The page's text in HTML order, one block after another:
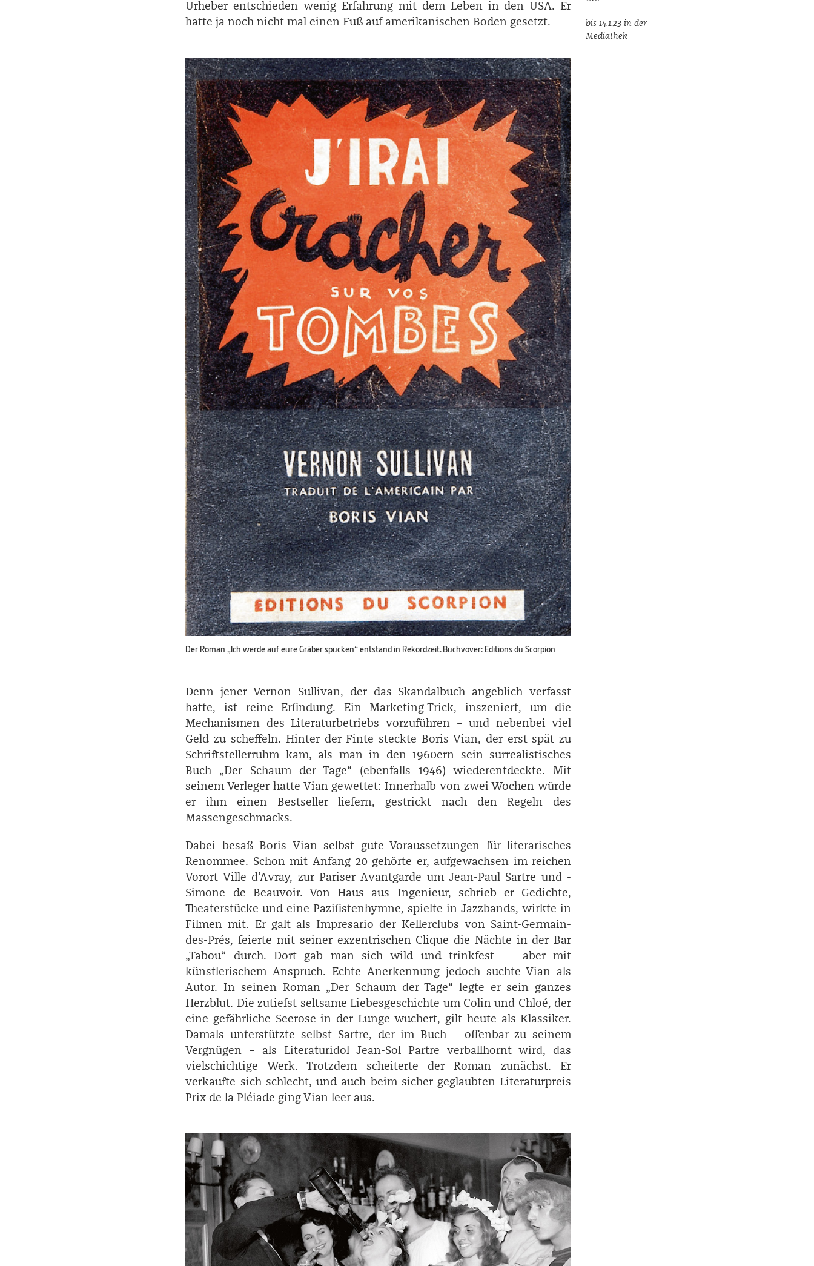
Urheber entschieden wenig Erfahrung mit dem Leben in den USA. Er
hatte ja noch nicht mal einen Fuß auf amerikanischen Boden gesetzt.
Der Roman „Ich werde auf eure Gräber spucken“ entstand in Rekordzeit. Buchvover: Editions du Scorpion
Denn jener ­Vernon ­Sullivan, der das Skandalbuch angeblich verfasst
hatte, ist reine Erfindung. Ein Marketing-Trick, inszeniert, um die
Mechanismen des Literaturbetriebs vorzuführen – und nebenbei viel
Geld zu scheffeln. Hinter der Finte steckte ­Boris Vian, der erst spät zu
Schriftstellerruhm kam, als man in den 1960ern sein surrealistisches
Buch „Der Schaum der Tage“ (ebenfalls 1946) wiederentdeckte. Mit
seinem Verleger hatte Vian gewettet: Innerhalb von zwei Wochen würde
er ihm einen Bestseller liefern, gestrickt nach den Regeln des
Massengeschmacks.
Dabei besaß Boris Vian selbst gute Voraussetzungen für literarisches
Renommee. Schon mit Anfang 20 gehörte er, aufgewachsen im reichen
Vorort Ville d’Avray, zur Pariser Avantgarde um Jean-Paul Sartre und ­
Simone de ­Beauvoir. Von Haus aus Ingenieur, schrieb er Gedichte,
Theaterstücke und eine Pazifistenhymne, spielte in Jazzbands, wirkte in
Filmen mit. Er galt als Impresario der Kellerclubs von Saint-­Germain-
des-Prés, feierte mit seiner exzentrischen Clique die Nächte in der Bar
„Tabou“ durch. Dort gab man sich wild und trinkfest – aber mit
künstlerischem Anspruch. Echte Anerkennung jedoch suchte Vian als
Autor. In seinen Roman „Der Schaum der Tage“ legte er sein ganzes
Herzblut. Die zutiefst seltsame Liebesgeschichte um Colin und Chloé, der
eine gefährliche Seerose in der Lunge wuchert, gilt heute als Klassiker.
Damals unterstützte selbst ­Sartre, der im Buch – offenbar zu seinem
Vergnügen – als Literaturidol Jean-Sol ­Partre verballhornt wird, das
vielschichtige Werk. Trotzdem scheiterte der Roman zunächst. Er
verkaufte sich schlecht, und auch beim sicher geglaubten Literaturpreis
Prix de la Pléiade ging Vian leer aus.
bis 14.1.23 in der
Mediathek